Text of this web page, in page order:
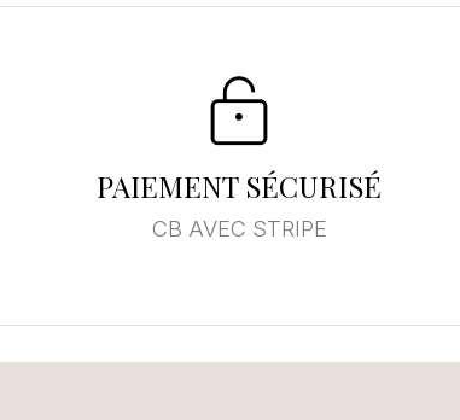
PAIEMENT SÉCURISÉ
CB AVEC STRIPE
Annuler